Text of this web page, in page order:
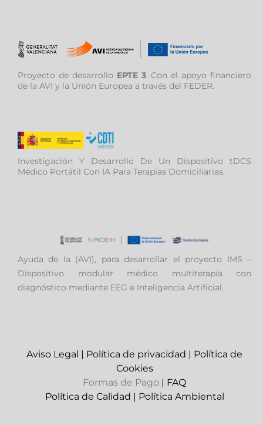
Proyecto de desarrollo EPTE 3. Con el apoyo financiero
de la AVI y la Unión Europea a través del FEDER.
Investigación Y Desarrollo De Un Dispositivo tDCS
Médico Portátil Con IA Para Terapias Domiciliarias.
Ayuda de la (AVI), para desarrollar el proyecto IMS –
Dispositivo modular médico multiterapia con
diagnóstico mediante EEG e Inteligencia Artificial.
Aviso Legal | Política de privacidad | Política de
Cookies
Formas de Pago | FAQ
Política de Calidad | Política Ambiental